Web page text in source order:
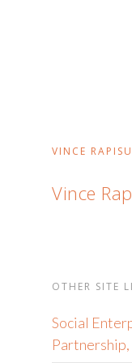
VINCE
Vince
OTHER SITE
Social
Partnership,